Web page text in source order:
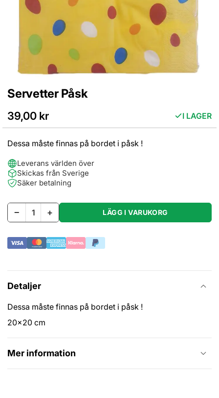
Servetter Påsk
39,00 kr I LAGER
Dessa måste finnas på bordet i påsk !
Leverans världen över
Skickas från Sverige
Säker betalning
− + LÄGG I VARUKORG
Hoppa
början
Detaljer
Dessa måste finnas på bordet i påsk !
20x20 cm
Mer information